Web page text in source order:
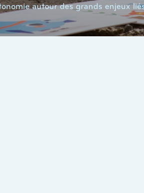
autour des grands enjeux